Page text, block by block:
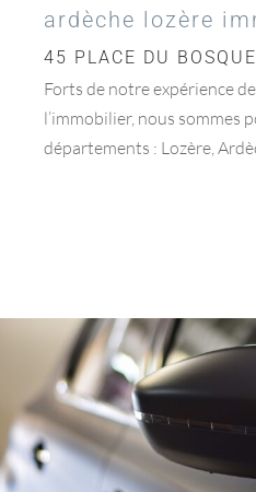
ardèche lozère
45 PLACE DU
Forts de notre expérience
l’immobilier, nous sommes
départements : Lozère,